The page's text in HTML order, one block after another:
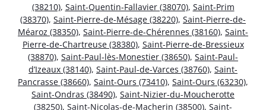
(38210), Saint-Quentin-Fallavier (38070), Saint-Prim
(38370), Saint-Pierre-de-Mésage (38220), Saint-Pierre-de-
Méaroz (38350), Saint-Pierre-de-Chérennes (38160), Saint-
Pierre-de-Chartreuse (38380), Saint-Pierre-de-Bressieux
(38870), Saint-Paul-lès-Monestier (38650), Saint-Paul-
d’Izeaux (38140), Saint-Paul-de-Varces (38760), Saint-
Pancrasse (38660), Saint-Ours (73410), Saint-Ours (63230),
Saint-Ondras (38490), Saint-Nizier-du-Moucherotte
(38250), Saint-Nicolas-de-Macherin (38500), Saint-